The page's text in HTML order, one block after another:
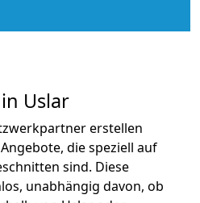
Uslar
erstellen
die speziell auf
sind. Diese
unabhängig davon, ob